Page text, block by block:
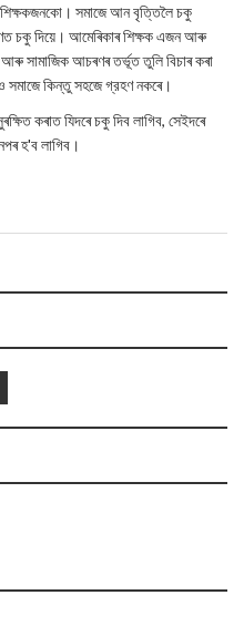
শিক্ষকজনকো। সমাজে আন বৃত্তিলৈ চকু
চকু দিয়ে। আমেৰিকাৰ শিক্ষক এজন আৰু
সামাজিক আচৰণৰ তৰ্ভূত তুলি বিচাৰ কৰা
সমাজে কিন্তু সহজে গ্রহণ নকৰে।
কৰাত যিদৰে চকু দিব লাগিব, সেইদৰে
হ'ব লাগিব।